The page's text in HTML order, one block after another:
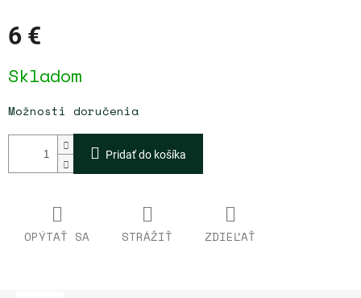
6 €
cena:
Skladom
Možnosti doručenia
Pridať do košíka
OPÝTAŤ SA STRÁŽIŤ ZDIEĽAŤ